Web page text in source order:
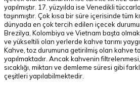
yapılmıştır. 17. yüzyılda ise Venedikli
taşınmıştır. Çok kısa bir süre içerisinde tüm
dünyada en çok tercih edilen içecek
Brezilya, Kolombiya ve Vietnam başta
ve yükseltili olan yerlerde kahve tarımı
Kahve, toz durumuna getirilmiş olan kahve
yapılmaktadır. Ancak kahvenin
sıcaklığı, miktarı ve demleme süresi gibi
çeşitleri yapılabilmektedir.